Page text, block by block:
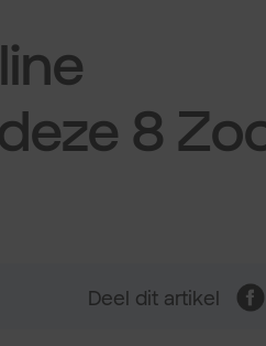
8
Deel dit artikel